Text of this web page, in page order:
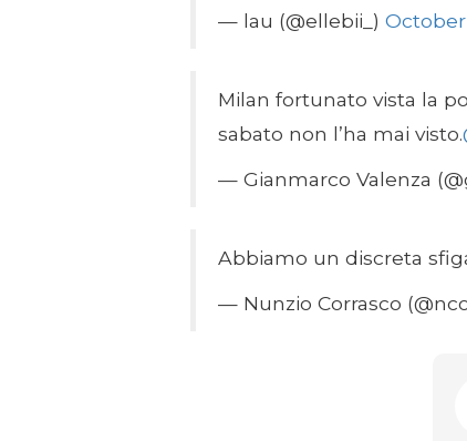
— lau (@ellebii_) October
Milan fortunato vista la
sabato non l’ha mai visto.
— Gianmarco Valenza
Abbiamo un discreta
— Nunzio Corrasco